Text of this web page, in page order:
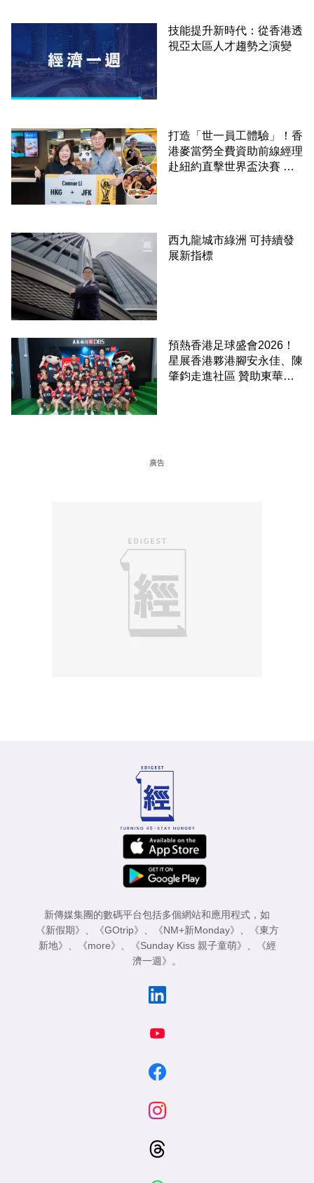
技能提升新時代：從香港透
視亞太區人才趨勢之演變
打造「世一員工體驗」！香
港麥當勞全費資助前線經理
赴紐約直擊世界盃決賽 見
西九龍城市綠洲 可持續發
展新指標
預熱香港足球盛會2026！
星展香港夥港腳安永佳、陳
肇鈞走進社區 贊助東華三
廣告
新傳媒集團的數碼平台包括多個網站和應用程式，如
《新假期》
《GOtrip》 《NM+新Monday》
《東方
新地》
《more》 《Sunday Kiss 親子童萌》
《經
濟一週》
。